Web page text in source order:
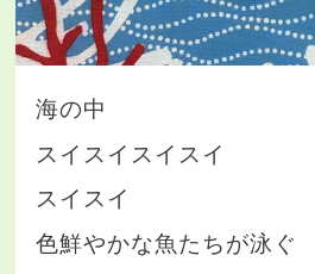
海の中
スイスイスイスイ
スイスイ
色鮮やかな魚たちが泳ぐ